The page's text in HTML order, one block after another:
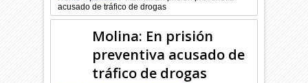
acusado de tráfico de drogas
Molina: En prisión
preventiva acusado de
tráfico de drogas